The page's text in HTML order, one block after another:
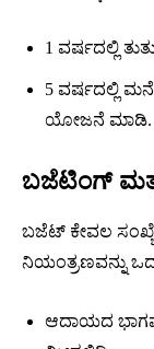
1 ವರ್ಷದಲ್ಲಿ
5 ವರ್ಷದಲ್ಲಿ
ಯೋಜನೆ ಮಾಡಿ.
ಬಜೆಟಿಂಗ್
ಬಜೆಟ್ ಕೇವಲ
ನಿಯಂತ್ರಣವನ್ನು
ಆದಾಯದ